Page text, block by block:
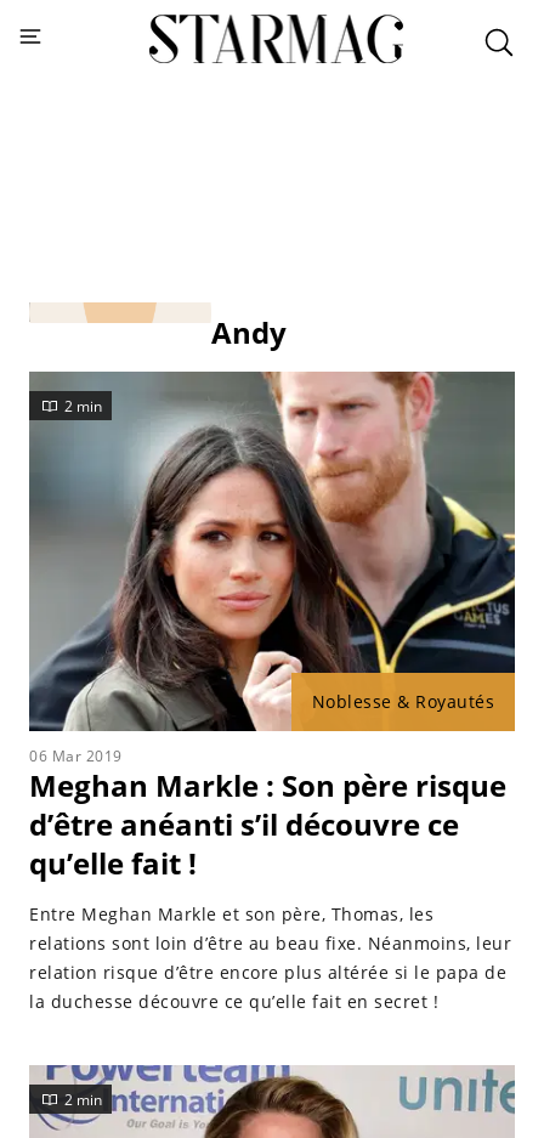
Andy
Noblesse & Royautés
2 min
06 Mar 2019
Meghan Markle : Son père risque
d’être anéanti s’il découvre ce
qu’elle fait !
Entre Meghan Markle et son père, Thomas, les
relations sont loin d’être au beau fixe. Néanmoins, leur
relation risque d’être encore plus altérée si le papa de
la duchesse découvre ce qu’elle fait en secret !
2 min